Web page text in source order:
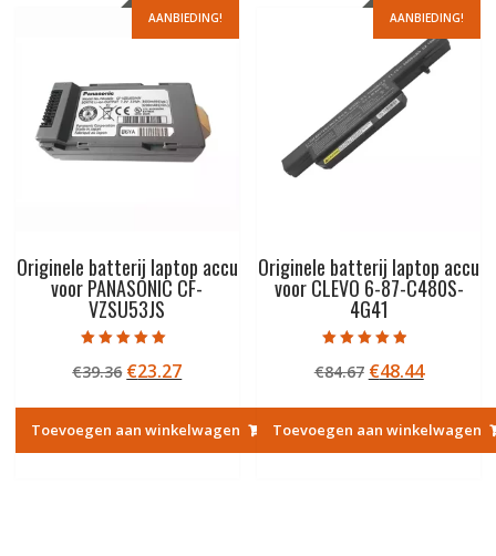
AANBIEDING!
Originele batterij laptop accu
voor PANASONIC CF-
VZSU53JS
5.00
uit 5
€39.36 Oorspronkelijke
was:
€39.36.
€23.27Huidige
is:
€23.27.
Toevoegen aan winkelwagen
AANBIEDING!
Originele batterij laptop accu
voor CLEVO 6-87-C480S-
4G41
4.50
uit 5
€84.67
was:
€84.67.
€48.44Huidige
is:
€48.44.
Toevoegen aan winkelwagen